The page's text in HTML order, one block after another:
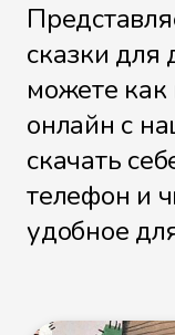
сказки для
можете как
онлайн с
скачать
телефон и
удобное